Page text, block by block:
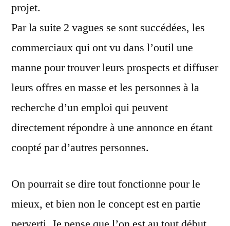
projet.
Par la suite 2 vagues se sont succédées, les
commerciaux qui ont vu dans l’outil une
manne pour trouver leurs prospects et diffuser
leurs offres en masse et les personnes à la
recherche d’un emploi qui peuvent
directement répondre à une annonce en étant
coopté par d’autres personnes.
On pourrait se dire tout fonctionne pour le
mieux, et bien non le concept est en partie